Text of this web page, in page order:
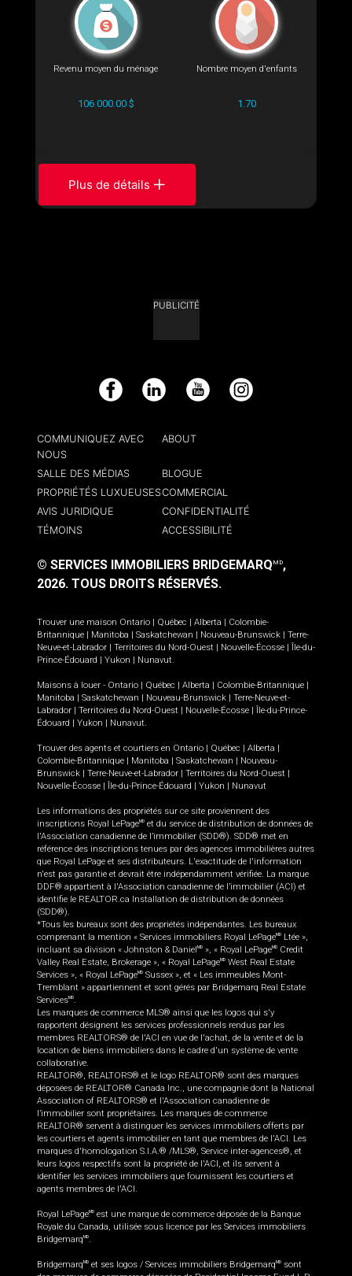
Revenu moyen du ménage
106 000.00 $
Nombre moyen d'enfants
1.70
Plus de détails
PUBLICITÉ
Facebook LinkedIn YouTube Instagram
COMMUNIQUEZ AVEC
NOUS
ABOUT
SALLE DES MÉDIAS
BLOGUE
PROPRIÉTÉS LUXUEUSESCOMMERCIAL
AVIS JURIDIQUE
CONFIDENTIALITÉ
TÉMOINS
ACCESSIBILITÉ
© SERVICES IMMOBILIERS BRIDGEMARQ MD,
2026. TOUS DROITS RÉSERVÉS.
Trouver une maison Ontario | Québec | Alberta | Colombie-
Britannique | Manitoba | Saskatchewan | Nouveau-Brunswick | Terre-
Neuve-et-Labrador | Territoires du Nord-Ouest | Nouvelle-Écosse | Île-du-
Prince-Édouard | Yukon | Nunavut.
Maisons à louer - Ontario | Québec | Alberta | Colombie-Britannique |
Manitoba | Saskatchewan | Nouveau-Brunswick | Terre-Neuve-et-
Labrador | Territoires du Nord-Ouest | Nouvelle-Écosse | Île-du-Prince-
Édouard | Yukon | Nunavut.
Trouver des agents et courtiers en Ontario | Québec | Alberta |
Colombie-Britannique | Manitoba | Saskatchewan | Nouveau-
Brunswick | Terre-Neuve-et-Labrador | Territoires du Nord-Ouest |
Nouvelle-Écosse | Île-du-Prince-Édouard | Yukon | Nunavut
Les informations des propriétés sur ce site proviennent des
inscriptions Royal LePageMD et du service de distribution de données de
l'Association canadienne de l’immobilier (SDD®). SDD® met en
référence des inscriptions tenues par des agences immobilières autres
que Royal LePage et ses distributeurs. L'exactitude de l'information
n'est pas garantie et devrait être indépendamment vérifiée. La marque
DDF® appartient à l'Association canadienne de l’immobilier (ACI) et
identifie le REALTOR.ca Installation de distribution de données
(SDD®).
*Tous les bureaux sont des propriétés indépendantes. Les bureaux
comprenant la mention « Services immobiliers Royal LePageMD
Ltée »,
incluant sa division « Johnston & DanielMD », « Royal LePageMD
Credit
Valley Real Estate, Brokerage », « Royal LePageMD West Real Estate
Services », « Royal LePageMD Sussex », et « Les immeubles Mont-
Tremblant » appartiennent et sont gérés par Bridgemarq Real Estate
ServicesMD.
Les marques de commerce MLS® ainsi que les logos qui s'y
rapportent désignent les services professionnels rendus par les
membres REALTORS® de l'ACI en vue de l'achat, de la vente et de la
location de biens immobiliers dans le cadre d'un système de vente
collaborative.
REALTOR®, REALTORS® et le logo REALTOR® sont des marques
déposées de REALTOR® Canada Inc., une compagnie dont la National
Association of REALTORS® et l'Association canadienne de
l’immobilier sont propriétaires. Les marques de commerce
REALTOR® servent à distinguer les services immobiliers offerts par
les courtiers et agents immobilier en tant que membres de l'ACI. Les
marques d'homologation S.I.A.® /MLS®, Service inter-agences®, et
leurs logos respectifs sont la propriété de l'ACI, et ils servent à
identifier les services immobiliers que fournissent les courtiers et
agents membres de l'ACI.
Royal LePageMD est une marque de commerce déposée de la Banque
Royale du Canada, utilisée sous licence par les Services immobiliers
BridgemarqMD.
BridgemarqMD et ses logos / Services immobiliers BridgemarqMD
sont